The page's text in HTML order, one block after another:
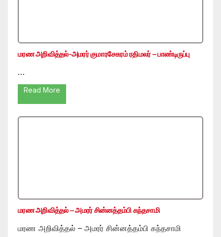
மரண அறிவித்தல்-அமரர் குமாரசேகரம் ரதிமலர் – பாண்டிருப்பு
…
Read More
மரண அறிவித்தல் – அமரர் சின்னத்தம்பி கந்தசாமி
மரண அறிவித்தல் – அமரர் சின்னத்தம்பி கந்தசாமி